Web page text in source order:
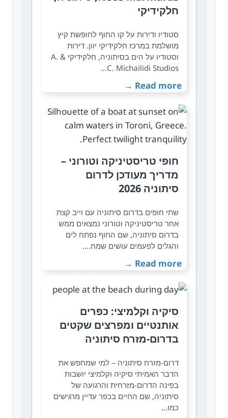
חלקידיקי
סטודיו ודירות על קו החוף לחופשת קיץ
מושלמת במרכז חלקידיקי יוון. דירות
וסטודיו על הים בסיתוניה, חלקידיקי A. &
C. Michailidi Studios…
Read more →
חופי טריסטיניקה וטורוני –
מדריך מעודכן לדרום
סיתוניה 2026
שתי חופים בדרום סיתוניה עם וייב קצת
אחר טריסטיניקה וטורוני נמצאים ממש
בדרום סיתוניה, שם החוף נפתח לים
והגלים לפעמים עושים שמח.…
Read more →
סיקיה וקלמיצי: כפרים
אותנטיים ומפרצים שקטים
בדרום-מזרח סיתוניה
דרום-מזרח סיתוניה – למי שמחפש את
הדבר האמיתי סיקיה וקלמיצי יושבות
בפינה הדרום-מזרחית והרגועה של
סיתוניה, שם החיים בכפר עדיין מרגישים
כמו…